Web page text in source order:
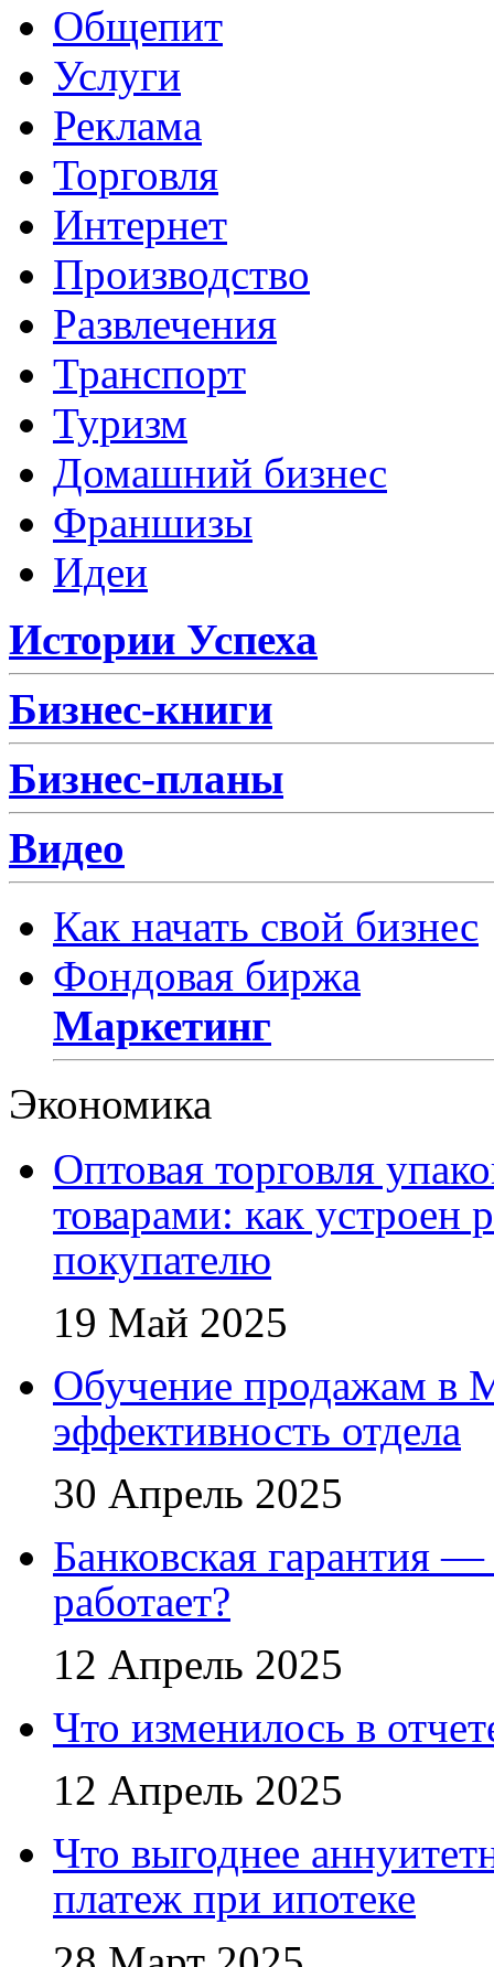
Общепит
Услуги
Реклама
Торговля
Интернет
Производство
Развлечения
Транспорт
Туризм
Домашний бизнес
Франшизы
Идеи
Истории Успеха
Бизнес-книги
Бизнес-планы
Видео
Как начать свой бизнес
Фондовая биржа
Маркетинг
Экономика
Оптовая торговля
товарами: как устроен
покупателю
19 Май 2025
Обучение продажам в
эффективность отдела
30 Апрель 2025
Банковская гарантия
работает?
12 Апрель 2025
Что изменилось в
12 Апрель 2025
Что выгоднее
платеж при ипотеке